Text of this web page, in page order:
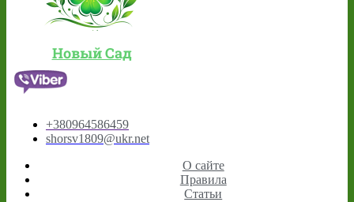
Новый Сад
+380964586459
shorsv1809@ukr.net
О сайте
Правила
Статьи